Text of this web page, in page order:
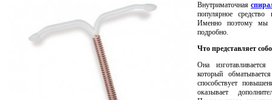
Внутриматочная
популярное средство
Именно поэтому мы
подробно.
Что представляет
Она изготавливается
который
способствует
оказывает